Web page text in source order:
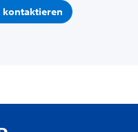
kontaktieren